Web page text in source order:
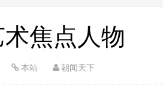
焦点人物
本站 朝闻天下